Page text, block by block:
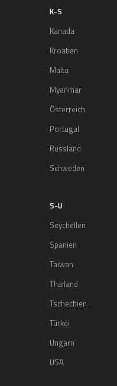
K-S
Kanada
Kroatien
Malta
Myanmar
Österreich
Portugal
Russland
Schweden
S-U
Seychellen
Spanien
Taiwan
Thailand
Tschechien
Türkei
Ungarn
USA